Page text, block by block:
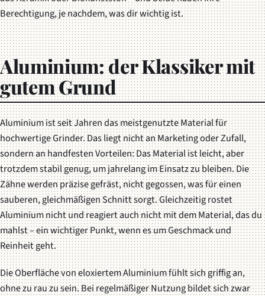
Berechtigung, je nachdem, was dir wichtig ist.
Aluminium: der Klassiker mit
gutem Grund
Aluminium ist seit Jahren das meistgenutzte Material für
hochwertige Grinder. Das liegt nicht an Marketing oder Zufall,
sondern an handfesten Vorteilen: Das Material ist leicht, aber
trotzdem stabil genug, um jahrelang im Einsatz zu bleiben. Die
Zähne werden präzise gefräst, nicht gegossen, was für einen
sauberen, gleichmäßigen Schnitt sorgt. Gleichzeitig rostet
Aluminium nicht und reagiert auch nicht mit dem Material, das du
mahlst – ein wichtiger Punkt, wenn es um Geschmack und
Reinheit geht.
Die Oberfläche von eloxiertem Aluminium fühlt sich griffig an,
ohne zu rau zu sein. Bei regelmäßiger Nutzung bildet sich zwar